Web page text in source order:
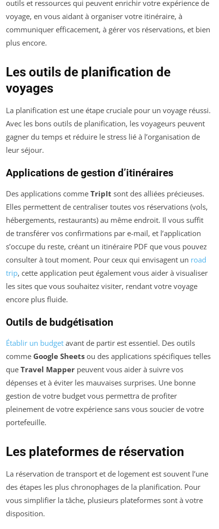
outils et ressources qui peuvent enrichir votre expérience de
voyage, en vous aidant à organiser votre itinéraire, à
communiquer efficacement, à gérer vos réservations, et bien
plus encore.
Les outils de planification de
voyages
La planification est une étape cruciale pour un voyage réussi.
Avec les bons outils de planification, les voyageurs peuvent
gagner du temps et réduire le stress lié à l’organisation de
leur séjour.
Applications de gestion d’itinéraires
Des applications comme TripIt sont des alliées précieuses.
Elles permettent de centraliser toutes vos réservations (vols,
hébergements, restaurants) au même endroit. Il vous suffit
de transférer vos confirmations par e-mail, et l’application
s’occupe du reste, créant un itinéraire PDF que vous pouvez
consulter à tout moment. Pour ceux qui envisagent un road
trip, cette application peut également vous aider à visualiser
les sites que vous souhaitez visiter, rendant votre voyage
encore plus fluide.
Outils de budgétisation
Établir un budget avant de partir est essentiel. Des outils
comme Google Sheets ou des applications spécifiques telles
que Travel Mapper peuvent vous aider à suivre vos
dépenses et à éviter les mauvaises surprises. Une bonne
gestion de votre budget vous permettra de profiter
pleinement de votre expérience sans vous soucier de votre
portefeuille.
Les plateformes de réservation
La réservation de transport et de logement est souvent l’une
des étapes les plus chronophages de la planification. Pour
vous simplifier la tâche, plusieurs plateformes sont à votre
disposition.